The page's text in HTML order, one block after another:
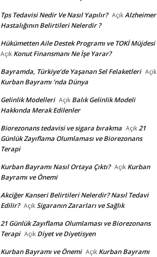
Tps Tedavisi Nedir Ve Nasıl Yapılır? AçıkAlzheimer
Hastalığının Belirtileri Nelerdir ?
Hükümetten Aile Destek Programı ve TOKİ Müjdesi
Açık Konut Finansmanı Ne İşe Yarar?
Bayramda, Türkiye’de Yaşanan Sel Felaketleri Açık
Kurban Bayramı ’nda Dünya
Gelinlik Modelleri Açık Balık Gelinlik Modeli
Hakkında Merak Edilenler
Biorezonans tedavisi ve sigara bırakma Açık21
Günlük Zayıflama Olumlaması ve Biorezonans
Terapi
Kurban Bayramı Nasıl Ortaya Çıktı? Açık Kurban
Bayramı ve Önemi
Akciğer Kanseri Belirtileri Nelerdir? Nasıl Tedavi
Edilir? AçıkSigaranın Zararları ve Sağlık
21 Günlük Zayıflama Olumlaması ve Biorezonans
Terapi Açık Diyet ve Diyetisyen
Kurban Bayramı ve Önemi Açık Kurban Bayramı